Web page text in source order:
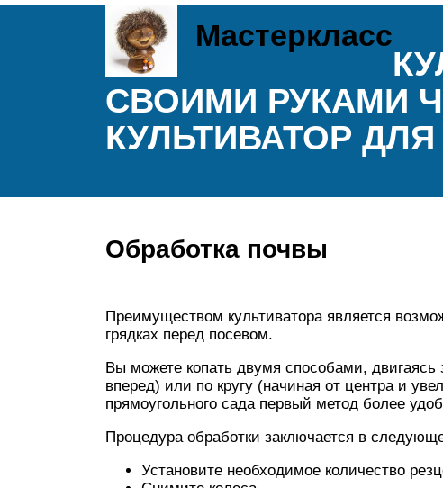
Мастеркласс
СВОИМИ РУКАМИ
КУЛЬТИВАТОР
Обработка почвы
Преимуществом культиватора является
грядках перед посевом.
Вы можете копать двумя способами, двигаясь
вперед) или по кругу (начиная от центра и
прямоугольного сада первый метод более
Процедура обработки заключается в
Установите необходимое количество